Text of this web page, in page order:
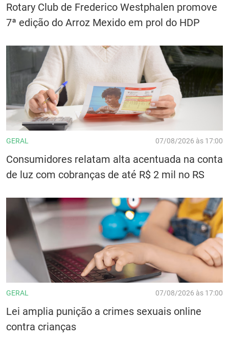
Rotary Club de Frederico Westphalen promove
7ª edição do Arroz Mexido em prol do HDP
GERAL 07/08/2026 às 17:00
Consumidores relatam alta acentuada na conta
de luz com cobranças de até R$ 2 mil no RS
GERAL 07/08/2026 às 17:00
Lei amplia punição a crimes sexuais online
contra crianças